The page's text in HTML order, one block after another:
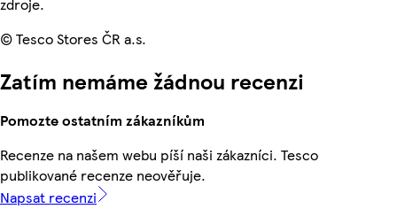
© Tesco Stores ČR a.s.
Zatím nemáme žádnou recenzi
Pomozte ostatním zákazníkům
Recenze na našem webu píší naši zákazníci. Tesco
publikované recenze neověřuje.
Napsat recenzi